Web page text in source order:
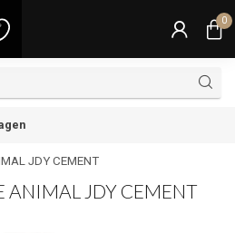
0
JDY CEMENT
ANIMAL JDY CEMENT